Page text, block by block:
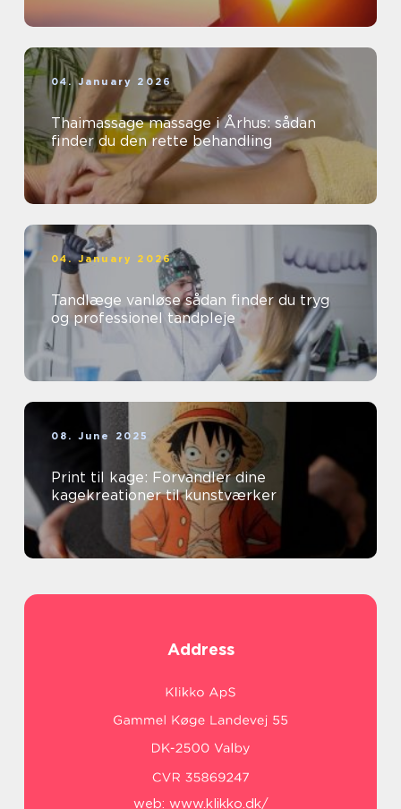
04. January 2026
Thaimassage massage i Århus: sådan
finder du den rette behandling
04. January 2026
Tandlæge vanløse sådan finder du tryg
og professionel tandpleje
08. June 2025
Print til kage: Forvandler dine
kagekreationer til kunstværker
Address
web: www.klikko.dk/